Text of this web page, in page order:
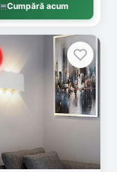
Cumpără acum